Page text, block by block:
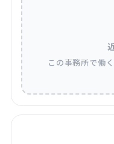
この事務所で働